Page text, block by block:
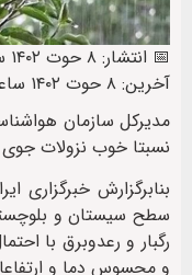
آخرین: ۸ حوت ۱۴۰۲ ساعت ۱۴:۰۸
مدیرکل سازمان
نسبتا خوب نزولات
بنابرگزارش
سطح سیستان و
رگبار و رعدوبرق با
و محسوس دما و